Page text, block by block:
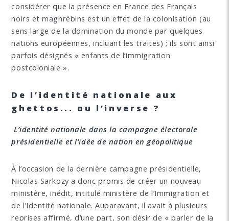
considérer que la présence en France des Français
noirs et maghrébins est un effet de la colonisation (au
sens large de la domination du monde par quelques
nations européennes, incluant les traites) ; ils sont ainsi
parfois désignés « enfants de l’immigration
postcoloniale ».
De l’identité nationale aux
ghettos... ou l’inverse ?
L’identité nationale dans la campagne électorale
présidentielle et l’idée de nation en géopolitique
À l’occasion de la dernière campagne présidentielle,
Nicolas Sarkozy a donc promis de créer un nouveau
ministère, inédit, intitulé ministère de l’Immigration et
de l’Identité nationale. Auparavant, il avait à plusieurs
reprises affirmé, d’une part, son désir de « parler de la